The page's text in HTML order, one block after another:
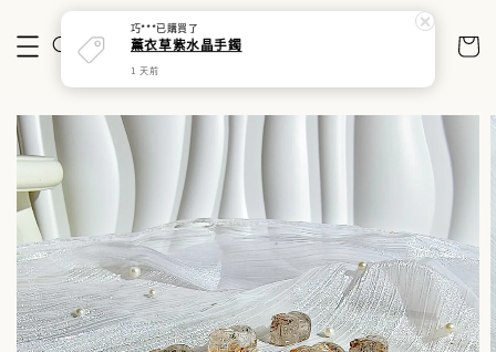
巧***已購買了
薰衣草紫水晶手鐲
1 天前